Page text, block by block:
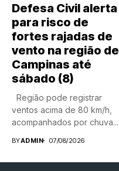
Defesa Civil alerta
para risco de
fortes rajadas de
vento na região de
Campinas até
sábado (8)
Região pode registrar
ventos acima de 80 km/h,
acompanhados por chuva...
BYADMIN 07/08/2026